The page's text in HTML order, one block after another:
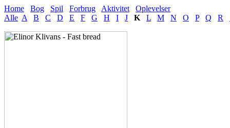
Home Bog Spil Forbrug Aktivitet
Oplevelser
Alle A B C D E F G H I J K L M N O P Q R